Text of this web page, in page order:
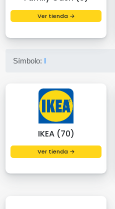
Ver tienda →
Símbolo: I
IKEA (70)
Ver tienda →